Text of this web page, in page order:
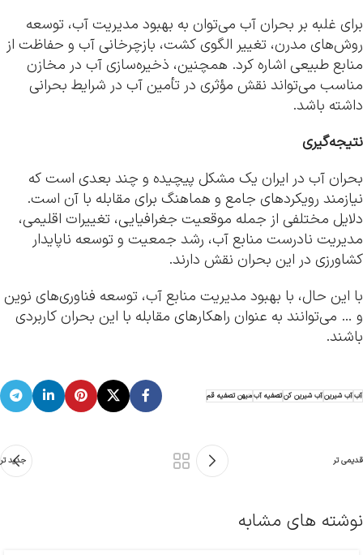
برای غلبه بر بحران آب می‌توان به بهبود مدیریت آب، توسعه
روش‌های مدرن، تغییر الگوی کشت، بازچرخانی آب و حفاظت از
منابع طبیعی اشاره کرد. همچنین، ذخیره‌سازی آب در مخازن
مناسب می‌تواند نقش مؤثری در تأمین آب در شرایط بحرانی
داشته باشد.
نتیجه‌گیری
بحران آب در ایران یک مشکل پیچیده و چند بعدی است که
نیازمند رویکردهای جامع و هماهنگ برای مقابله با آن است.
دلایل مختلفی از جمله موقعیت جغرافیایی، تغییرات اقلیمی،
مدیریت نادرست منابع آب، رشد جمعیت و توسعه ناپایدار
کشاورزی در این بحران نقش دارند.
با این حال، با بهبود مدیریت منابع آب، توسعه فناوری‌های نوین
و … می‌توانند به عنوان راهکارهای مقابله با این بحران کاربردی
باشند.
آبآب شیرینآب شیرین کنتصفیه آبمیهن تصفیه قم
جدید تر قدیمی تر
نوشته های مشابه